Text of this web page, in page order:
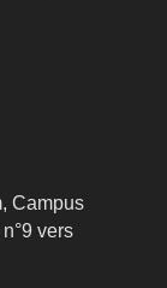
Campus
vers